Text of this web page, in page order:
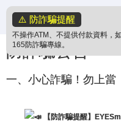
⚠️ 防詐騙提醒
不操作ATM、不提供付款資料，
165防詐騙專線。
防詐騙公告
一、小心詐騙！勿上當
【防詐騙提醒】